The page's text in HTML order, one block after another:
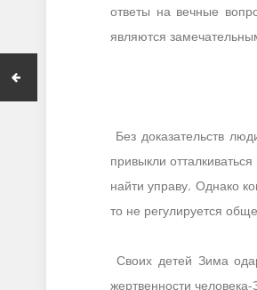
ответы на вечные
являются
Без доказательств
привыкли
найти управу. Однако
то не регулируется
Своих детей Зима
жертвенности